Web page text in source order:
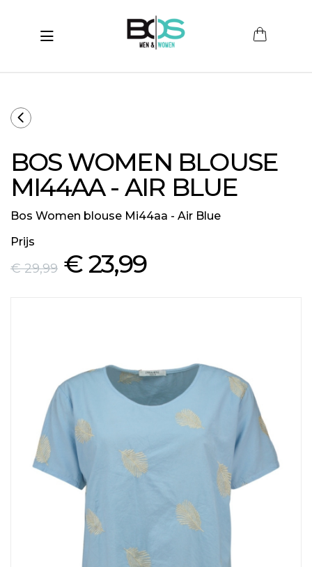
(Men)
(Sale)
Toggle navigation
BOS WOMEN BLOUSE
MI44AA - AIR BLUE
Bos Women blouse Mi44aa - Air Blue
Prijs
€ 29,99 € 23,99